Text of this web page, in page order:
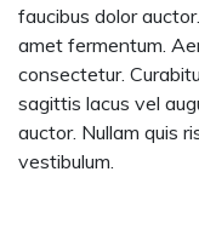
faucibus dolor
amet fermentum.
consectetur.
sagittis lacus vel
auctor. Nullam quis
vestibulum.